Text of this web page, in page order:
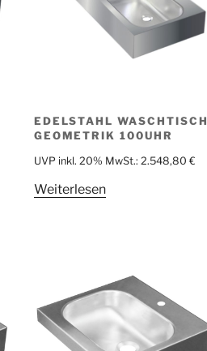
EDELSTAHL WASCHTISCH
GEOMETRIK 100UHR
UVP inkl. 20% MwSt.: 2.548,80 €
Weiterlesen